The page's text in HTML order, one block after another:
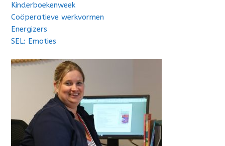
Kinderboekenweek
Coöperatieve werkvormen
Energizers
SEL: Emoties